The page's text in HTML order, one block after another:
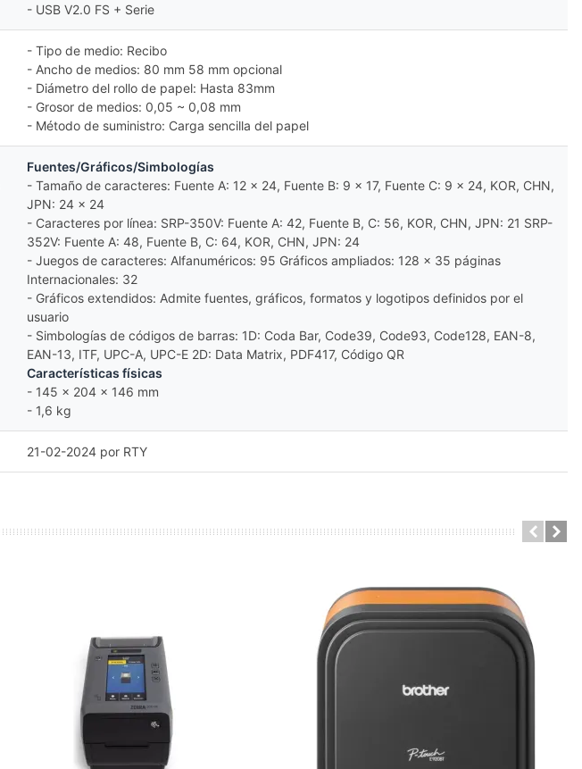
- USB V2.0 FS + Serie
- Tipo de medio: Recibo
- Ancho de medios: 80 mm 58 mm opcional
- Diámetro del rollo de papel: Hasta 83mm
- Grosor de medios: 0,05 ~ 0,08 mm
- Método de suministro: Carga sencilla del papel
Fuentes/Gráficos/Simbologías
- Tamaño de caracteres: Fuente A: 12 x 24, Fuente B: 9 x 17, Fuente C: 9 x 24, KOR, CHN,
JPN: 24 x 24
- Caracteres por línea: SRP-350V: Fuente A: 42, Fuente B, C: 56, KOR, CHN, JPN: 21 SRP-
352V: Fuente A: 48, Fuente B, C: 64, KOR, CHN, JPN: 24
- Juegos de caracteres: Alfanuméricos: 95 Gráficos ampliados: 128 x 35 páginas
Internacionales: 32
- Gráficos extendidos: Admite fuentes, gráficos, formatos y logotipos definidos por el
usuario
- Simbologías de códigos de barras: 1D: Coda Bar, Code39, Code93, Code128, EAN-8,
EAN-13, ITF, UPC-A, UPC-E 2D: Data Matrix, PDF417, Código QR
Características físicas
- 145 x 204 x 146 mm
- 1,6 kg
21-02-2024 por RTY